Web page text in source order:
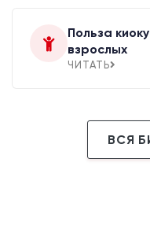
Польза
взрослых
ЧИТАТЬ
ВСЯ